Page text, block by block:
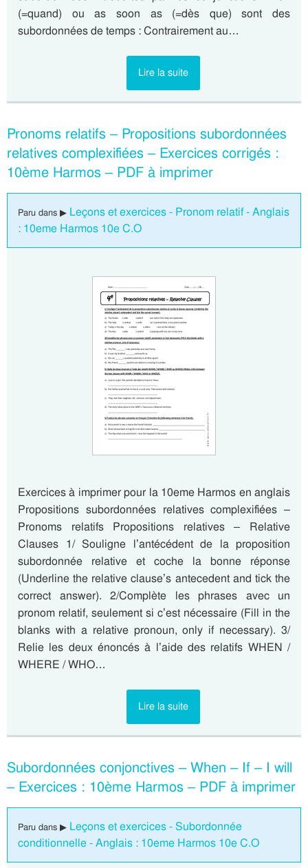
(=quand) ou as soon as (=dès que) sont des
subordonnées de temps : Contrairement au…
Lire la suite
Pronoms relatifs – Propositions subordonnées
relatives complexifiées – Exercices corrigés :
10ème Harmos – PDF à imprimer
Paru dans ▶ Leçons et exercices - Pronom relatif - Anglais
: 10eme Harmos 10e C.O
Exercices à imprimer pour la 10eme Harmos en anglais
Propositions subordonnées relatives complexifiées –
Pronoms relatifs Propositions relatives – Relative
Clauses 1/ Souligne l’antécédent de la proposition
subordonnée relative et coche la bonne réponse
(Underline the relative clause’s antecedent and tick the
correct answer). 2/Complète les phrases avec un
pronom relatif, seulement si c’est nécessaire (Fill in the
blanks with a relative pronoun, only if necessary). 3/
Relie les deux énoncés à l’aide des relatifs WHEN /
WHERE / WHO…
Lire la suite
Subordonnées conjonctives – When – If – I will
– Exercices : 10ème Harmos – PDF à imprimer
Paru dans ▶ Leçons et exercices - Subordonnée
conditionnelle - Anglais : 10eme Harmos 10e C.O